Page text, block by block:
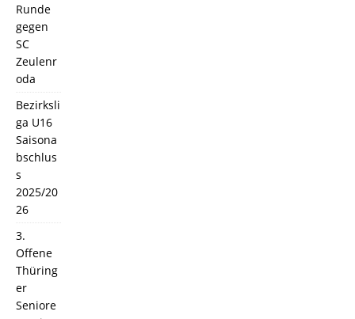
Runde
gegen
SC
Zeulenr
oda
Bezirksli
ga U16
Saisona
bschlus
s
2025/20
26
3.
Offene
Thüring
er
Seniore